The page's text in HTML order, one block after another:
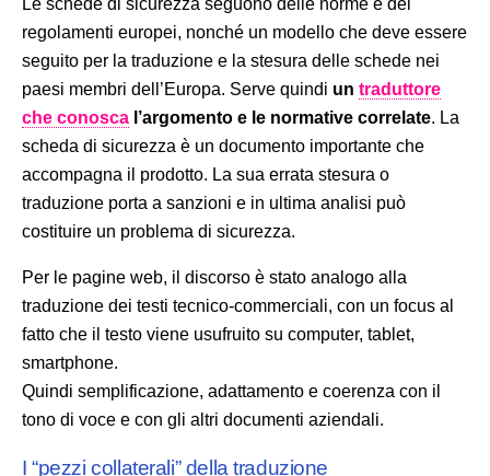
Le schede di sicurezza seguono delle norme e dei
regolamenti europei, nonché un modello che deve essere
seguito per la traduzione e la stesura delle schede nei
paesi membri dell’Europa. Serve quindi un traduttore
che conosca l’argomento e le normative correlate. La
scheda di sicurezza è un documento importante che
accompagna il prodotto. La sua errata stesura o
traduzione porta a sanzioni e in ultima analisi può
costituire un problema di sicurezza.
Per le pagine web, il discorso è stato analogo alla
traduzione dei testi tecnico-commerciali, con un focus al
fatto che il testo viene usufruito su computer, tablet,
smartphone.
Quindi semplificazione, adattamento e coerenza con il
tono di voce e con gli altri documenti aziendali.
I “pezzi collaterali” della traduzione